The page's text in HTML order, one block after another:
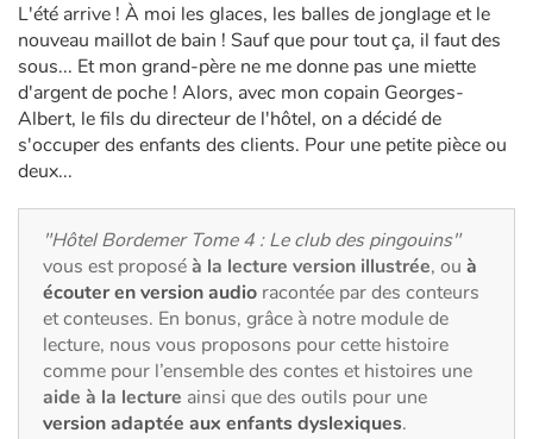
Apprentissage
Art, espace, activité
Documentaires
En famille
Quotidien et loisirs
À l'école
Fêtes et évènements
L'été arrive ! À moi les glaces, les balles de jonglage et le
nouveau maillot de bain ! Sauf que pour tout ça, il faut des
sous... Et mon grand-père ne me donne pas une miette
d'argent de poche ! Alors, avec mon copain Georges-
Albert, le fils du directeur de l'hôtel, on a décidé de
s'occuper des enfants des clients. Pour une petite pièce ou
deux...
"Hôtel Bordemer Tome 4 : Le club des pingouins"
vous est proposéà la lecture version illustrée, ou à
écouter en version audio racontée par des conteurs
et conteuses. En bonus, grâce à notre module de
lecture, nous vous proposons pour cette histoire
comme pour l’ensemble des contes et histoires une
aide à la lecture ainsi que des outils pour une
version adaptée aux enfants dyslexiques.